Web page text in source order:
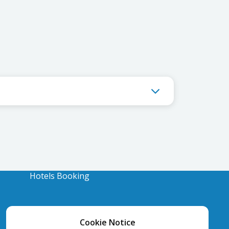
Cookie Notice
Hotels Booking